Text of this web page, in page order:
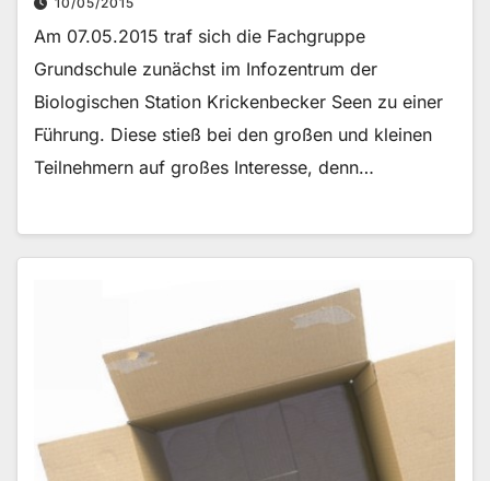
Am 07.05.2015 traf sich die Fachgruppe
Grundschule zunächst im Infozentrum der
Biologischen Station Krickenbecker Seen zu einer
Führung. Diese stieß bei den großen und kleinen
Teilnehmern auf großes Interesse, denn…